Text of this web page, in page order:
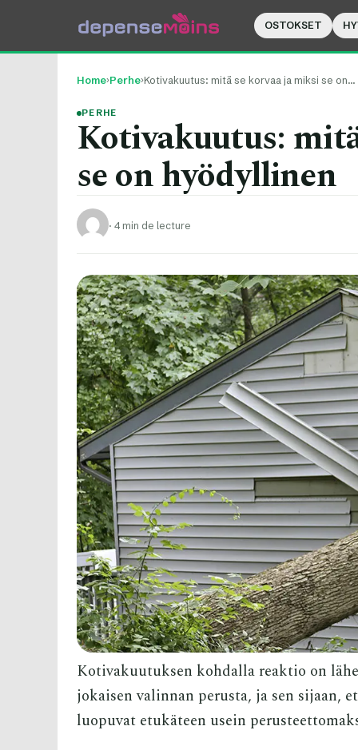
OSTOKSET
Home›Perhe›Kotivakuutus: mitä se korvaa ja miksi se on…
PERHE
Kotivakuutus:
se on hyödyllinen
· 4 min de lecture
Kotivakuutuksen kohdalla reaktio on
jokaisen valinnan perusta, ja sen sijaan,
luopuvat etukäteen usein